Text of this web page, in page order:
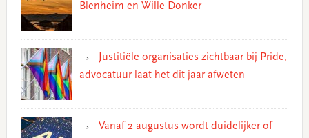
Blenheim en Wille Donker
Justitiële organisaties zichtbaar bij Pride,
advocatuur laat het dit jaar afweten
Vanaf 2 augustus wordt duidelijker of